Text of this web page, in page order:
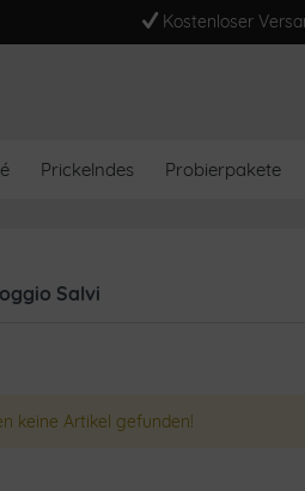
Kostenloser
Prickelndes Probierpakete
Salvi
keine Artikel gefunden!